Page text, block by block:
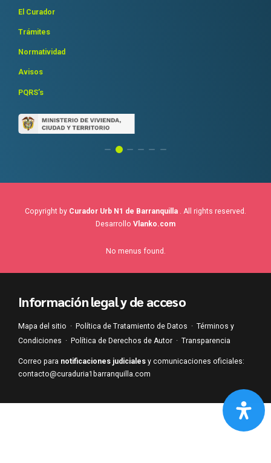
El Curador
Trámites
Normatividad
Avisos
PQRS’s
Copyright by Curador Urb N1 de Barranquilla . All rights reserved.
Desarrollo Vlanko.com
No menus found.
Información legal y de acceso
Mapa del sitio · Política de Tratamiento de Datos · Términos y
Condiciones · Política de Derechos de Autor · Transparencia
Correo para notificaciones judiciales y comunicaciones oficiales:
contacto@curaduria1barranquilla.com